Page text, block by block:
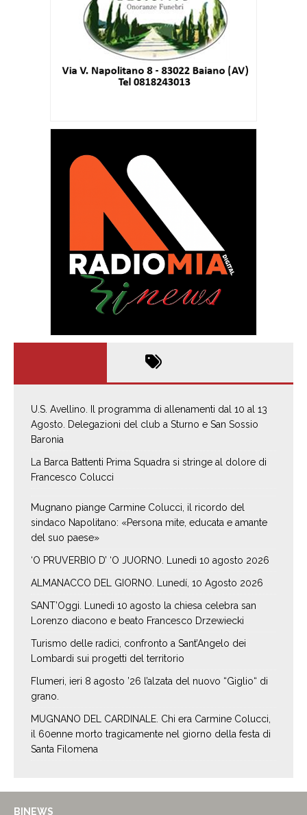
U.S. Avellino. Il programma di allenamenti dal 10 al 13
Agosto. Delegazioni del club a Sturno e San Sossio
Baronia
La Barca Battenti Prima Squadra si stringe al dolore di
Francesco Colucci
Mugnano piange Carmine Colucci, il ricordo del
sindaco Napolitano: «Persona mite, educata e amante
del suo paese»
‘O PRUVERBIO D’ ‘O JUORNO. Lunedì 10 agosto 2026
ALMANACCO DEL GIORNO. Lunedí, 10 Agosto 2026
SANT’Oggi. Lunedì 10 agosto la chiesa celebra san
Lorenzo diacono e beato Francesco Drzewiecki
Turismo delle radici, confronto a Sant’Angelo dei
Lombardi sui progetti del territorio
Flumeri, ieri 8 agosto ’26 l’alzata del nuovo “Giglio“ di
grano.
MUGNANO DEL CARDINALE. Chi era Carmine Colucci,
il 60enne morto tragicamente nel giorno della festa di
Santa Filomena
BINEWS